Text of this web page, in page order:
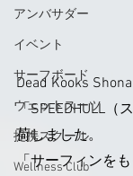
アンバサダー
イベント
サーフボード
ウェットスーツ
提携スクール
Wellness Club
Dead Kooks
「SPEEDHULL（
荷しました。
「サーフィンを